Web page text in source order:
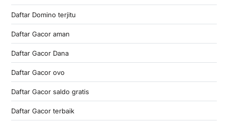
Daftar Domino terjitu
Daftar Gacor aman
Daftar Gacor Dana
Daftar Gacor ovo
Daftar Gacor saldo gratis
Daftar Gacor terbaik